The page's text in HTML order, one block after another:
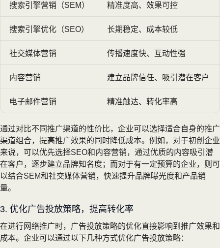
搜索引擎营销（SEM） 精准度高、效果可控
搜索引擎优化（SEO） 长期稳定、成本较低
社交媒体营销 传播速度快、互动性强
内容营销 建立品牌信任、吸引潜在客户
电子邮件营销 精准触达、转化率高
通过对比不同推广渠道的性价比，企业可以选择适合自身的推广
渠道组合，提高推广效果的同时降低成本。例如，对于初创企业
来说，可以优先选择SEO和内容营销，通过优质的内容吸引潜
在客户，逐步建立品牌知名度；而对于有一定预算的企业，则可
以结合SEM和社交媒体营销，快速提升品牌曝光度和产品销
量。
3. 优化广告投放策略，提高转化率
在进行网络推广时，广告投放策略的优化直接影响到推广效果和
成本。企业可以通过以下几种方式优化广告投放策略：